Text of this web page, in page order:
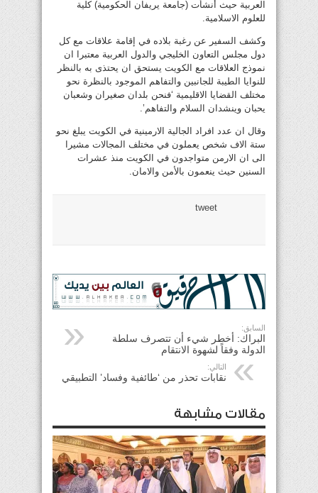
العربية حيث أنشأت (جامعة يريفان الحكومية) كلية
للعلوم الاسلامية.
وكشف السفير عن رغبة بلاده في إقامة علاقات مع كل
دول مجلس التعاون الخليجي والدول العربية معتبرا ان
نموذج العلاقات مع الكويت يستحق ان يحتذى به بالنظر
للنوايا الطيبة للجانبين والتفاهم الموجود بالنظرة نحو
مختلف القضايا الاقليمية ‘فنحن بلدان صغيران وشعبان
يحبان وينشدان السلام والتفاهم’.
وقال ان عدد افراد الجالية الارمينية في الكويت يبلغ نحو
ستة الاف شخص يعملون في مختلف المجالات مشيرا
الى ان الارمن متواجدون في الكويت منذ عشرات
السنين حيث ينعمون بالأمن والامان.
tweet
السابق:
البراك: أخطر شيء أن تتصرف سلطة
الدولة وفقاً لشهوة الانتقام
التالي:
نقابات تحذر من ‘طائفية وفساد’ التطبيقي
مقالات مشابهة